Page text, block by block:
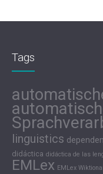
Tags
linguistics
didáctica didáctica de las
EMLex EMLex